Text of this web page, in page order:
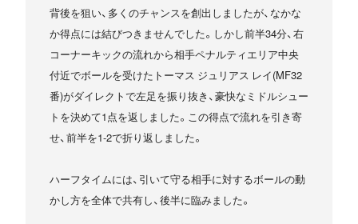
背後を狙い、多くのチャンスを創出しましたが、なかな
か得点には結びつきませんでした。しかし前半34分、右
コーナーキックの流れから相手ペナルティエリア中央
付近でボールを受けたトーマス ジュリアス レイ(MF32
番)がダイレクトで左足を振り抜き、豪快なミドルシュー
トを決めて1点を返しました。この得点で流れを引き寄
せ、前半を1-2で折り返しました。
ハーフタイムには、引いて守る相手に対するボールの動
かし方を全体で共有し、後半に臨みました。